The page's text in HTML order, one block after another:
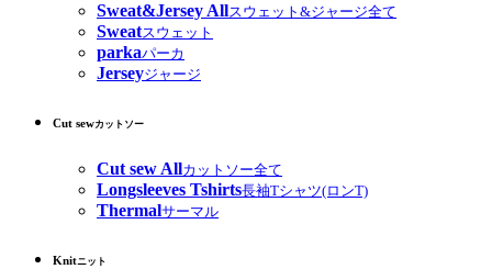
Sweat&Jersey Allスウェット&ジャージ全て
Sweatスウェット
parkaパーカ
Jerseyジャージ
Cut sewカットソー
Cut sew Allカットソー全て
Longsleeves Tshirts長袖Tシャツ(ロンT)
Thermalサーマル
Knitニット